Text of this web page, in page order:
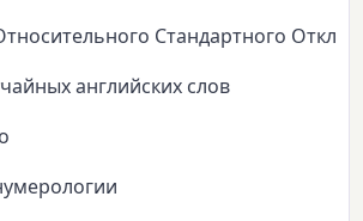
Стандартного
английских слов